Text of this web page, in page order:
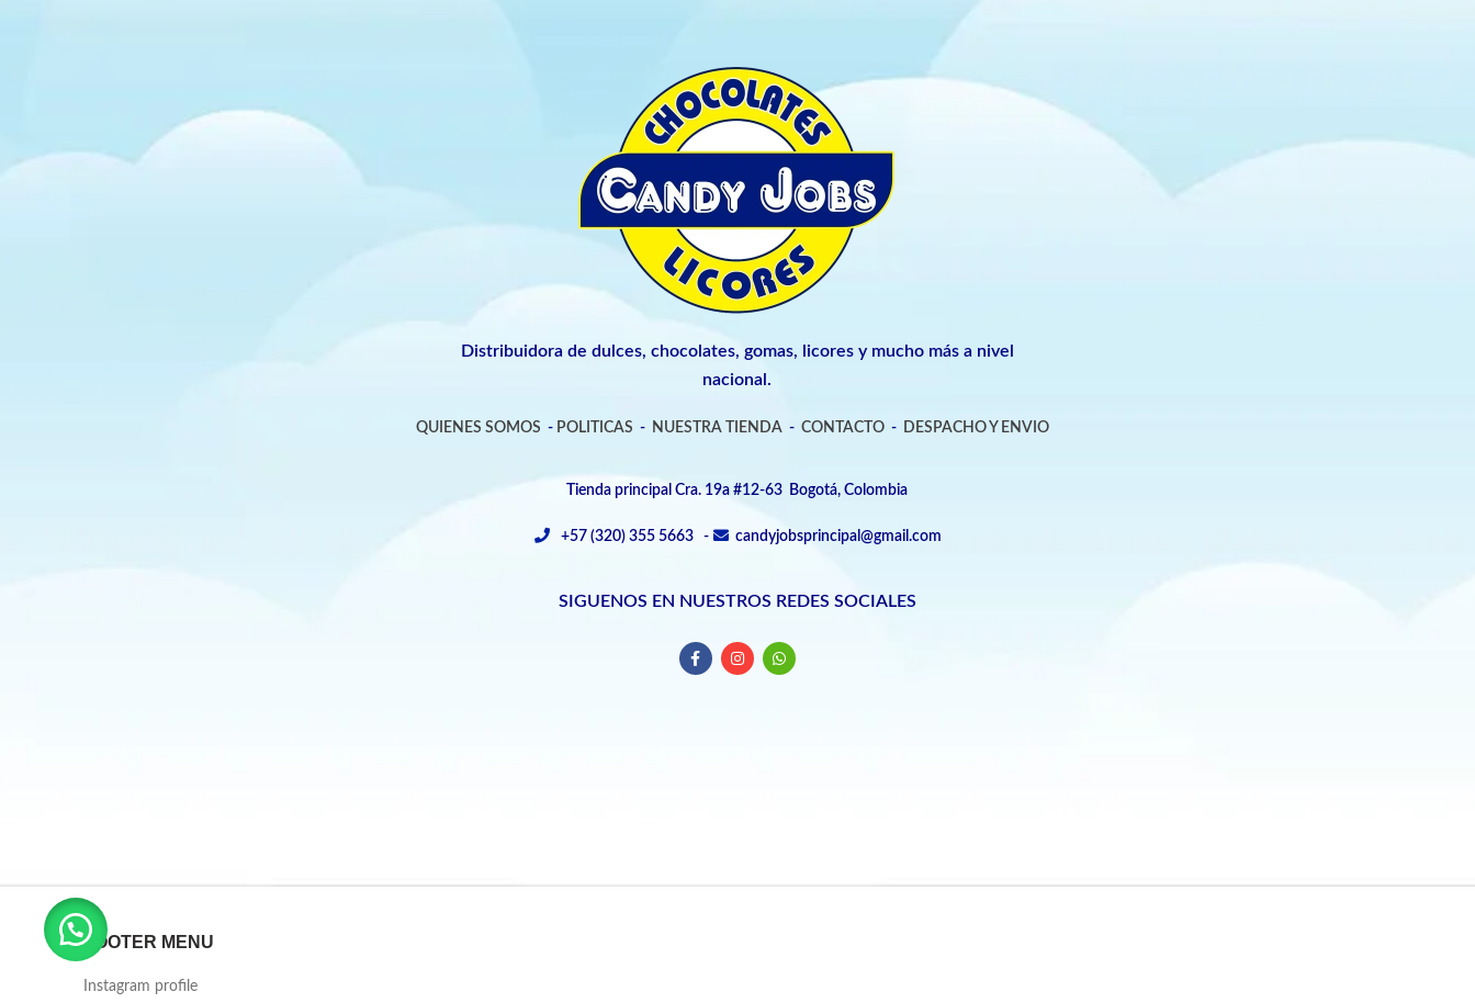
Distribuidora de dulces, chocolates, gomas, licores y mucho más a nivel
nacional.
QUIENES SOMOS - POLITICAS - NUESTRA TIENDA - CONTACTO- DESPACHO Y ENVIO
Tienda principal Cra. 19a #12-63 Bogotá, Colombia
+57 (320) 355 5663 - candyjobsprincipal@gmail.com
SIGUENOS EN NUESTROS REDES SOCIALES
FOOTER MENU
Instagram profile